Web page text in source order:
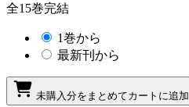
全15巻完結
1巻から
最新刊から
未購入分をまとめてカートに追加